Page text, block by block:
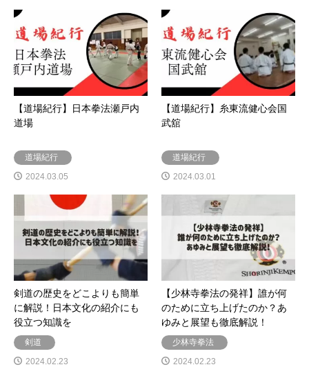
【道場紀行】日本拳法瀬戸内
道場
道場紀行
2024.03.05
【道場紀行】糸東流健心会国
武舘
道場紀行
2024.03.01
剣道の歴史をどこよりも簡単
に解説！日本文化の紹介にも
役立つ知識を
剣道
2024.02.23
【少林寺拳法の発祥】誰が何
のために立ち上げたのか？あ
ゆみと展望も徹底解説！
少林寺拳法
2024.02.23